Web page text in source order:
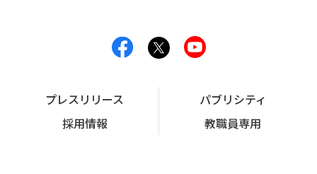
プレスリリース
パブリシティ
採用情報
教職員専用